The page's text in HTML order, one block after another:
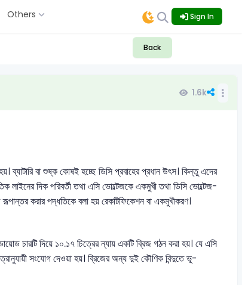
Others Sign In
Back
1.6k
ব্যাটারি বা শুষ্ক কোষই হচ্ছে ডিসি প্রবাহের প্রধান উৎস। কিন্তু এদের
দিক পরিবর্তী তথা এসি ভোল্টেজকে একমুখী তথা ডিসি ভোল্টেজ-
করার পদ্ধতিকে বলা হয় রেকটিফিকেশন বা একমুখীকরণ।
চারটি দিয়ে ১০.১৭ চিত্রের ন্যায় একটি ব্রিজ গঠন করা হয়। যে এসি
সংযোগ দেওয়া হয়। ব্রিজের অন্য দুই কৌণিক বিন্দুতে ভূ-